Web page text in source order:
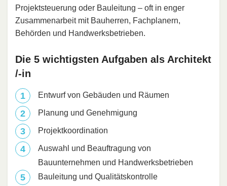
Projektsteuerung oder Bauleitung – oft in enger
Zusammenarbeit mit Bauherren, Fachplanern,
Behörden und Handwerksbetrieben.
Die 5 wichtigsten Aufgaben als Architekt
/-in
Entwurf von Gebäuden und Räumen
Planung und Genehmigung
Projektkoordination
Auswahl und Beauftragung von
Bauunternehmen und Handwerksbetrieben
Bauleitung und Qualitätskontrolle